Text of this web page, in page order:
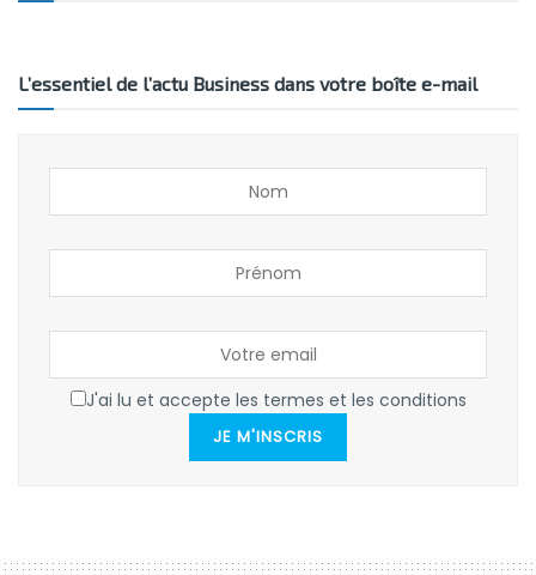
L’essentiel de l’actu Business dans votre boîte e-mail
J'ai lu et accepte les termes et les conditions
JE M'INSCRIS